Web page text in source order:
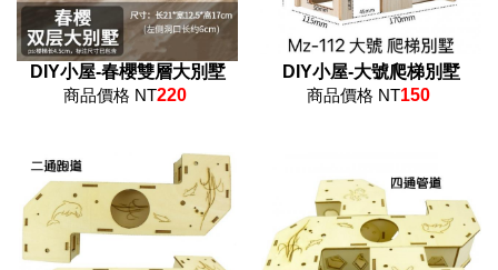
DIY小屋-春櫻雙層大別墅
商品價格 NT220
DIY小屋-大號爬梯別墅
商品價格 NT150